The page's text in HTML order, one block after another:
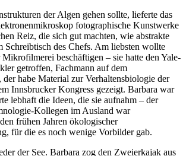
der Algen gehen sollte, lieferte das
fotographische Kunstwerke
Reiz, die sich gut machten, wie abstrakte
Schreibtisch des Chefs. Am liebsten wollte
beschäftigen – sie hatte den Yale-
getroffen, Fachmann auf dem
habe Material zur Verhaltensbiologie der
Innsbrucker Kongress gezeigt. Barbara war
lebhaft die Ideen, die sie aufnahm – der
Kollegen im Ausland war
frühen Jahren ökologischer
für die es noch wenige Vorbilder gab.
der See. Barbara zog den Zweierkajak aus